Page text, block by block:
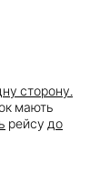
сторону.
мають
рейсу до